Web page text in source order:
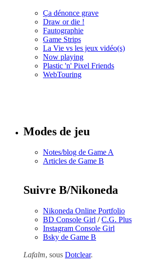
Ça dénonce grave
Draw or die !
Fautographie
Game Strips
La Vie vs les jeux vidéo(s)
Now playing
Plastic 'n' Pixel Friends
WebTouring
Modes de jeu
Notes/blog de Game A
Articles de Game B
Suivre B/Nikoneda
Nikoneda Online Portfolio
BD Console Girl /C.G. Plus
Instagram Console Girl
Bsky de Game B
Lafalm, sous Dotclear.